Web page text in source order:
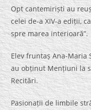
Opt cantemiriști au
celei de-a XIV-a ediții,
spre marea interioară”.
Elev fruntaș Ana-Maria
au obținut Mențiuni la
Recitări.
Pasionații de limbile